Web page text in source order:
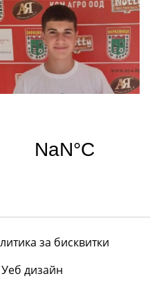
за бисквитки
Уеб дизайн